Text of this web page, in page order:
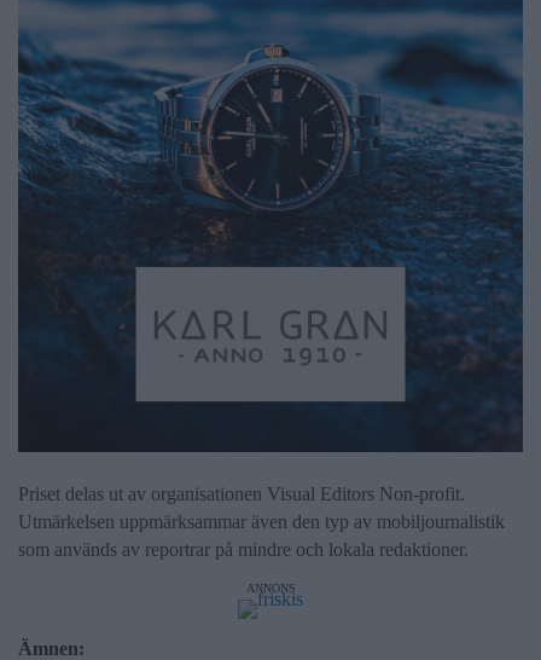
Priset delas ut av organisationen Visual Editors Non-profit.
Utmärkelsen uppmärksammar även den typ av mobiljournalistik
som används av reportrar på mindre och lokala redaktioner.
ANNONS
Ämnen: